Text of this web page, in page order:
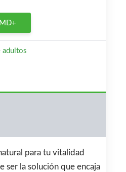
adultos
para tu vitalidad
ser la solución que encaja